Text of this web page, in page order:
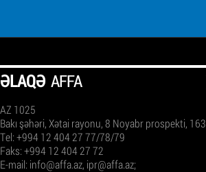
ƏLAQƏ AFFA
AZ 1025
Bakı şəhəri, Xətai rayonu, 8 Noyabr prospekti, 163
Tel: +994 12 404 27 77/78/79
Faks: +994 12 404 27 72
E-mail: info@affa.az, ipr@affa.az;